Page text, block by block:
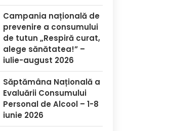
Campania națională de
prevenire a consumului
de tutun „Respiră curat,
alege sănătatea!” –
iulie-august 2026
Săptămâna Națională a
Evaluării Consumului
Personal de Alcool – 1-8
iunie 2026